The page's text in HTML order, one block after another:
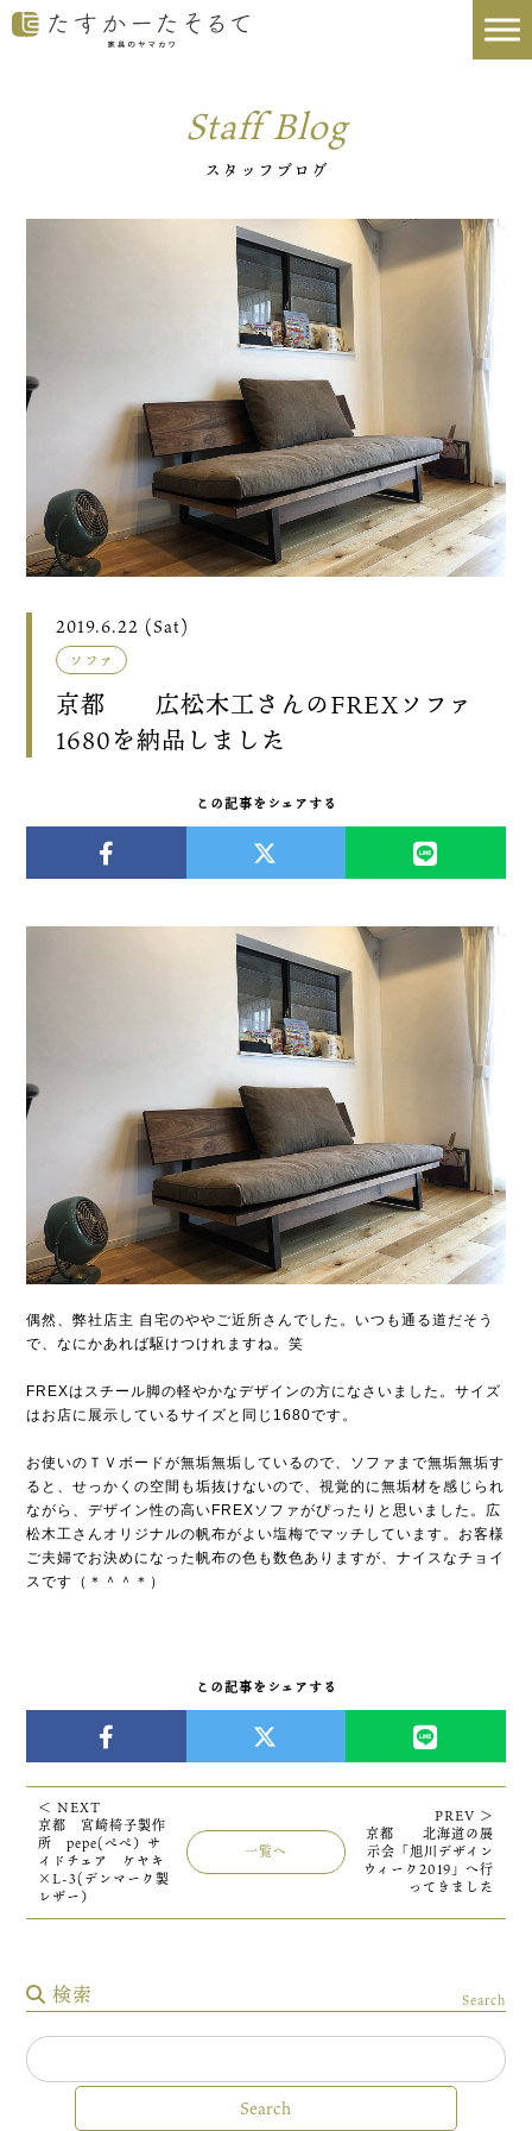
Staff Blog
スタッフブログ
2019.6.22 (Sat)
ソファ
京都 広松木工さんのFREXソファ
1680を納品しました
この記事をシェアする
偶然、弊社店主 自宅のややご近所さんでした。いつも通る道だそう
で、なにかあれば駆けつけれますね。笑
FREXはスチール脚の軽やかなデザインの方になさいました。サイズ
はお店に展示しているサイズと同じ1680です。
お使いのＴＶボードが無垢無垢しているので、ソファまで無垢無垢す
ると、せっかくの空間も垢抜けないので、視覚的に無垢材を感じられ
ながら、デザイン性の高いFREXソファがぴったりと思いました。広
松木工さんオリジナルの帆布がよい塩梅でマッチしています。お客様
ご夫婦でお決めになった帆布の色も数色ありますが、ナイスなチョイ
スです（＊＾＾＊）
この記事をシェアする
＜ NEXT
京都 宮崎椅子製作
所 pepe(ぺぺ）サ
イドチェア ケヤキ
×L-3(デンマーク製
レザー）
一覧へ
PREV ＞
京都 北海道の展
示会「旭川デザイン
ウィーク2019」へ行
ってきました
検索 Search